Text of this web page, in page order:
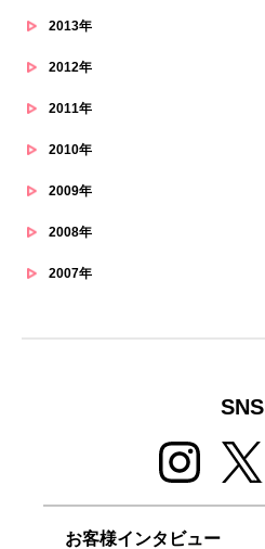
2013年
2012年
2011年
2010年
2009年
2008年
2007年
SNS
お客様インタビュー